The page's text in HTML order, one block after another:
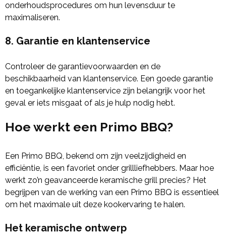
onderhoudsprocedures om hun levensduur te
maximaliseren.
8. Garantie en klantenservice
Controleer de garantievoorwaarden en de
beschikbaarheid van klantenservice. Een goede garantie
en toegankelijke klantenservice zijn belangrijk voor het
geval er iets misgaat of als je hulp nodig hebt.
Hoe werkt een Primo BBQ?
Een Primo BBQ, bekend om zijn veelzijdigheid en
efficiëntie, is een favoriet onder grillliefhebbers. Maar hoe
werkt zo’n geavanceerde keramische grill precies? Het
begrijpen van de werking van een Primo BBQ is essentieel
om het maximale uit deze kookervaring te halen.
Het keramische ontwerp